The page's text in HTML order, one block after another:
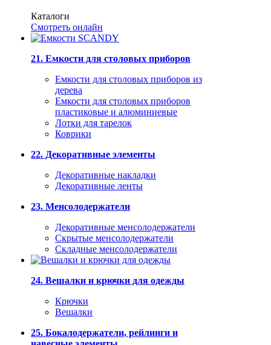
Каталоги
Смотреть онлайн
21. Емкости для столовых приборов
Емкости для столовых приборов из
дерева
Емкости для столовых приборов
пластиковые и алюминиевые
Лотки для тарелок
Коврики
22. Декоративные элементы
Декоративные накладки
Декоративные ленты
23. Менсолодержатели
Декоративные менсолодержатели
Скрытые менсолодержатели
Складные менсолодержатели
24. Вешалки и крючки для одежды
Крючки
Вешалки
25. Бокалодержатели, рейлинги и